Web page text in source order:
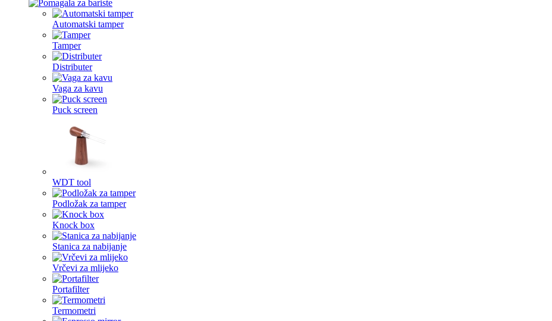
Automatski tamper
Tamper
Distributer
Vaga za kavu
Puck screen
WDT tool
Podložak za tamper
Knock box
Stanica za nabijanje
Vrčevi za mlijeko
Portafilter
Termometri